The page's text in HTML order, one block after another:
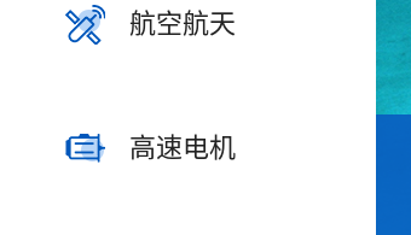
航空航天
高速电机